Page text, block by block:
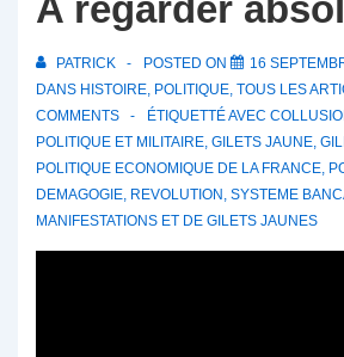
A regarder
PATRICK POSTED ON 16
DANS HISTOIRE, POLITIQUE, TOUS LES
COMMENTS
ÉTIQUETTÉ AVEC
POLITIQUE ET MILITAIRE, GILETS JAUNE,
POLITIQUE ECONOMIQUE DE LA FRANCE,
DEMAGOGIE, REVOLUTION , SYSTEME
MANIFESTATIONS ET DE GILETS JAUNES